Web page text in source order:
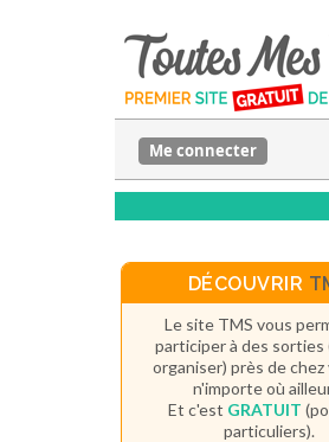
Me connecter
DÉCOUVRIR
Le site TMS vous
participer à des sorties
organiser) près de chez
n'importe où
Et c'est GRATUIT
particuliers).